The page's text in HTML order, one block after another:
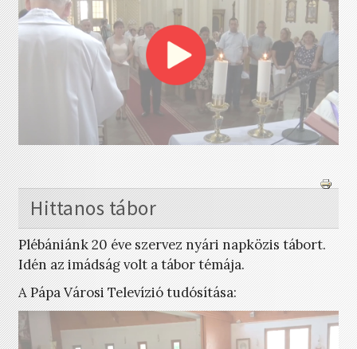
Hittanos tábor
Plébániánk 20 éve szervez nyári napközis tábort.
Idén az imádság volt a tábor témája.
A Pápa Városi Televízió tudósítása: